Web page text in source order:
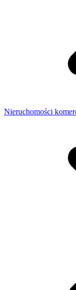
Nieruchomości